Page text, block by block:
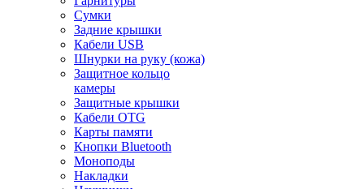
Сумки
Задние крышки
Кабели USB
Шнурки на руку (кожа)
Защитное кольцо
камеры
Защитные крышки
Кабели OTG
Карты памяти
Кнопки Bluetooth
Моноподы
Накладки